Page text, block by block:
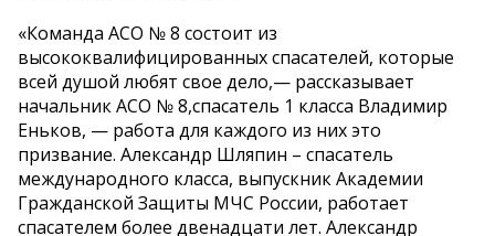
«Команда АСО № 8 состоит из
высококвалифицированных спасателей, которые
всей душой любят свое дело,— рассказывает
начальник АСО № 8,спасатель 1 класса Владимир
Еньков, — работа для каждого из них это
призвание. Александр Шляпин – спасатель
международного класса, выпускник Академии
Гражданской Защиты МЧС России, работает
спасателем более двенадцати лет. Александр